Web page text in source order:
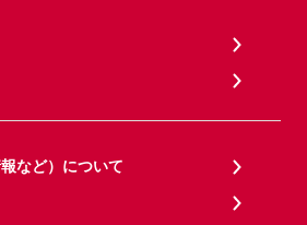
など）について